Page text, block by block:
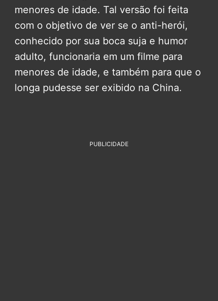
menores de idade. Tal versão foi feita
com o objetivo de ver se o anti-herói,
conhecido por sua boca suja e humor
adulto, funcionaria em um filme para
menores de idade, e também para que o
longa pudesse ser exibido na China.
PUBLICIDADE